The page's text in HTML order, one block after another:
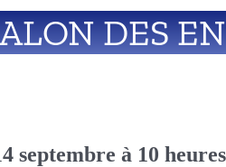
DES
septembre à 10 heures